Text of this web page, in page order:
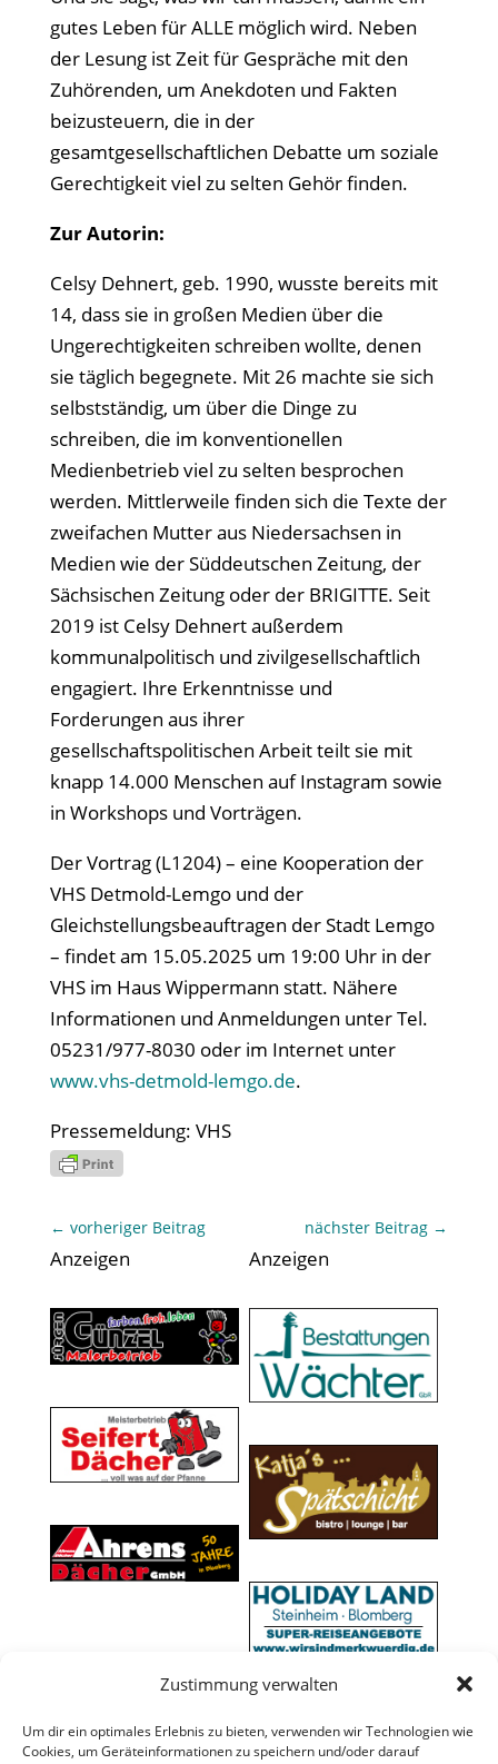
Zustimmung verwalten
Um dir ein optimales Erlebnis zu bieten, verwenden wir Technologien wie
Cookies, um Geräteinformationen zu speichern und/oder darauf
gutes Leben für ALLE möglich wird. Neben
der Lesung ist Zeit für Gespräche mit den
Zuhörenden, um Anekdoten und Fakten
beizusteuern, die in der
gesamtgesellschaftlichen Debatte um soziale
Gerechtigkeit viel zu selten Gehör finden.
Zur Autorin:
Celsy Dehnert, geb. 1990, wusste bereits mit
14, dass sie in großen Medien über die
Ungerechtigkeiten schreiben wollte, denen
sie täglich begegnete. Mit 26 machte sie sich
selbstständig, um über die Dinge zu
schreiben, die im konventionellen
Medienbetrieb viel zu selten besprochen
werden. Mittlerweile finden sich die Texte der
zweifachen Mutter aus Niedersachsen in
Medien wie der Süddeutschen Zeitung, der
Sächsischen Zeitung oder der BRIGITTE. Seit
2019 ist Celsy Dehnert außerdem
kommunalpolitisch und zivilgesellschaftlich
engagiert. Ihre Erkenntnisse und
Forderungen aus ihrer
gesellschaftspolitischen Arbeit teilt sie mit
knapp 14.000 Menschen auf Instagram sowie
in Workshops und Vorträgen.
Der Vortrag (L1204) – eine Kooperation der
VHS Detmold-Lemgo und der
Gleichstellungsbeauftragen der Stadt Lemgo
– findet am 15.05.2025 um 19:00 Uhr in der
VHS im Haus Wippermann statt. Nähere
Informationen und Anmeldungen unter Tel.
05231/977-8030 oder im Internet unter
www.vhs-detmold-lemgo.de.
Pressemeldung: VHS
← vorheriger Beitrag nächster Beitrag →
Anzeigen Anzeigen